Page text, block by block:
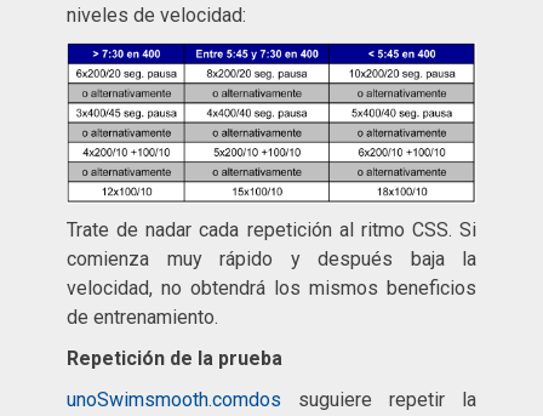
niveles de velocidad:
Trate de nadar cada repetición al ritmo CSS. Si
comienza muy rápido y después baja la
velocidad, no obtendrá los mismos beneficios
de entrenamiento.
Repetición de la prueba
unoSwimsmooth.comdos suguiere repetir la